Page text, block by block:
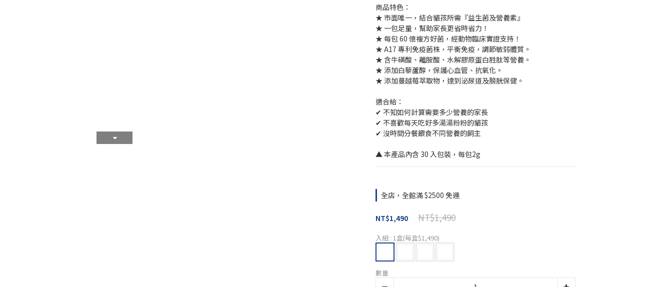
商品特色：
★ 市面唯一，結合貓孩所需『益生菌及營養素』
★ 一包足量，幫助家長更省時省力！
★ 每包 60 億複方好菌，經動物臨床實證支持！
★ A17 專利免疫菌株，平衡免疫，調節敏弱體質。
★ 含牛磺酸、離胺酸、水解膠原蛋白胜肽等營養。
★ 添加白藜蘆醇，保護心血管、抗氧化。
★ 添加蔓越莓萃取物，達到泌尿道及膀胱保健。
適合給：
✔ 不知如何計算需要多少營養的家長
✔ 不喜歡每天吃好多湯湯粉粉的貓孩
✔ 沒時間分餐餵食不同營養的飼主
▲ 本產品內含 30 入包裝，每包2g
全店，全館滿 $2500 免運
NT$1,490
NT$1,490
入組 : 1盒(每盒$1,490)
數量